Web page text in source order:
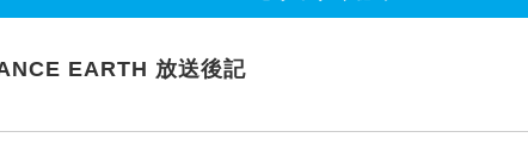
EARTH 放送後記